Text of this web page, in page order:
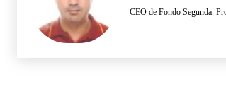
CEO de Fondo Segunda.